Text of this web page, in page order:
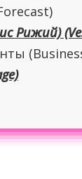
Рижий)